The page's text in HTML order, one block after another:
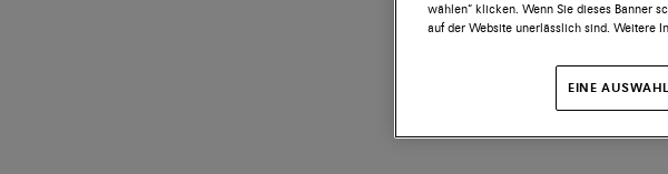
wählen“ klicken. Wenn Sie dieses Banner
auf der Website unerlässlich sind. Weitere
EINE